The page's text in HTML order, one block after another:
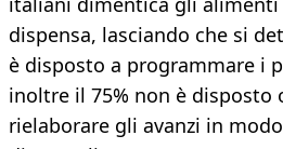
dispensa, lasciando che si
è disposto a programmare i
inoltre il 75% non è disposto
rielaborare gli avanzi in